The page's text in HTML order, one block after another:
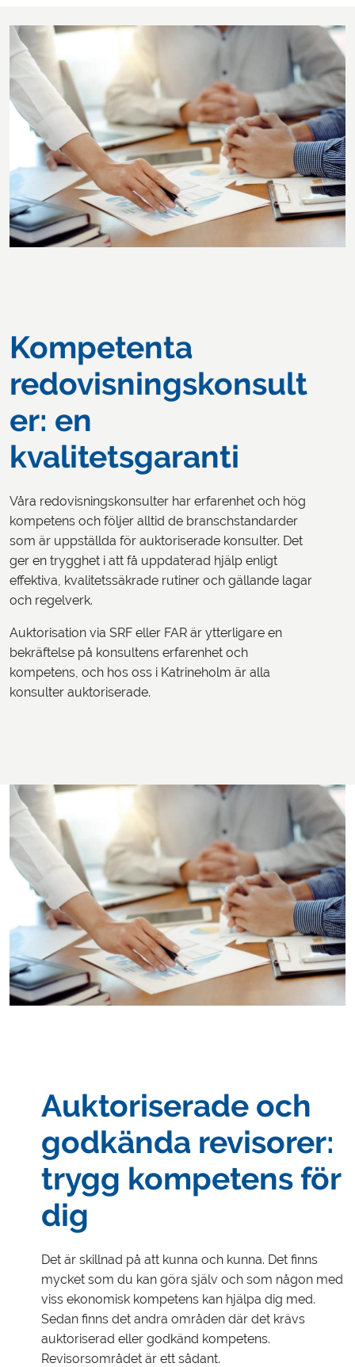
Kompetenta
redovisningskonsult
er: en
kvalitetsgaranti
Våra redovisningskonsulter har erfarenhet och hög
kompetens och följer alltid de branschstandarder
som är uppställda för auktoriserade konsulter. Det
ger en trygghet i att få uppdaterad hjälp enligt
effektiva, kvalitetssäkrade rutiner och gällande lagar
och regelverk.
Auktorisation via SRF eller FAR är ytterligare en
bekräftelse på konsultens erfarenhet och
kompetens, och hos oss i Katrineholm är alla
konsulter auktoriserade.
Auktoriserade och
godkända revisorer:
trygg kompetens för
dig
Det är skillnad på att kunna och kunna. Det finns
mycket som du kan göra själv och som någon med
viss ekonomisk kompetens kan hjälpa dig med.
Sedan finns det andra områden där det krävs
auktoriserad eller godkänd kompetens.
Revisorsområdet är ett sådant.